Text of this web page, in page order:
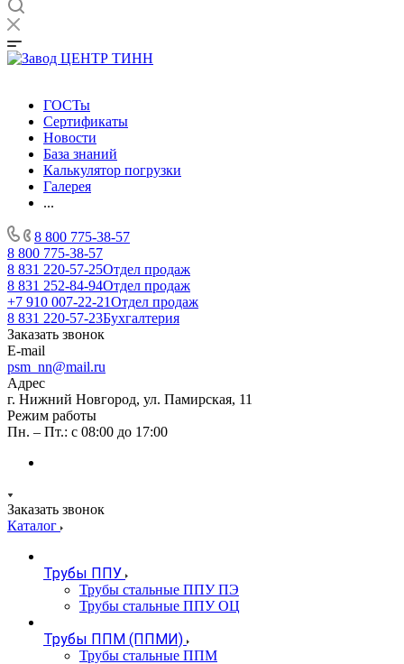
ГОСТы
Сертификаты
Новости
База знаний
Калькулятор погрузки
Галерея
...
8 800 775-38-57
8 800 775-38-57
8 831 220-57-25Отдел продаж
8 831 252-84-94Отдел продаж
+7 910 007-22-21Отдел продаж
8 831 220-57-23Бухгалтерия
Заказать звонок
E-mail
psm_nn@mail.ru
Адрес
г. Нижний Новгород, ул. Памирская, 11
Режим работы
Пн. – Пт.: с 08:00 до 17:00
Заказать звонок
Каталог
Трубы ППУ
Трубы стальные ППУ ПЭ
Трубы стальные ППУ ОЦ
Трубы ППМ (ППМИ)
Трубы стальные ППМ